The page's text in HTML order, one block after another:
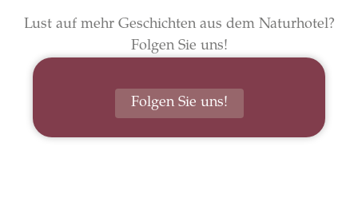
Lust auf mehr Geschichten aus dem Naturhotel?
Folgen Sie uns!
Folgen Sie uns!